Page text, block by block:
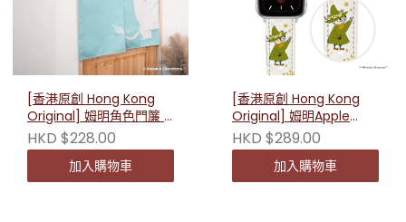
[香港原創 Hong Kong
Original] 姆明角色門簾 -
姆明（附伸縮桿）
230580
HKD $228.00
加入購物車
[香港原創 Hong Kong
Original] 姆明Apple
Watch替換錶帶-史力奇
星星
HKD $289.00
加入購物車